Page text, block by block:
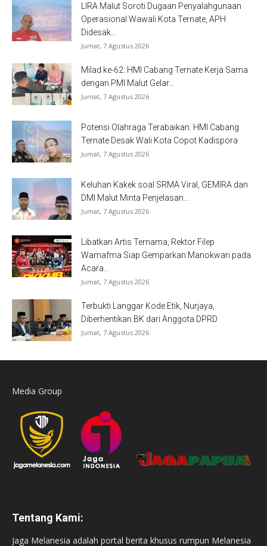
LIRA Malut Soroti Dugaan Penyalahgunaan
Operasional Wawali Kota Ternate, APH
Didesak...
Jumat, 7 Agustus 2026
Milad ke-62: HMI Cabang Ternate Kerja Sama
dengan PMI Malut Gelar...
Jumat, 7 Agustus 2026
Potensi Olahraga Terabaikan: HMI Cabang
Ternate Desak Wali Kota Copot Kadispora
Jumat, 7 Agustus 2026
Keluhan Kakek soal SRMA Viral, GEMIRA dan
DMI Malut Minta Penjelasan...
Jumat, 7 Agustus 2026
Libatkan Artis Ternama, Rektor Filep
Wamafma Siap Gemparkan Manokwari pada
Acara...
Jumat, 7 Agustus 2026
Terbukti Langgar Kode Etik, Nurjaya,
Diberhentikan BK dari Anggota DPRD
Jumat, 7 Agustus 2026
Media Group
Tentang Kami:
Jaga Melanesia adalah portal berita khusus rumpun Melanesia